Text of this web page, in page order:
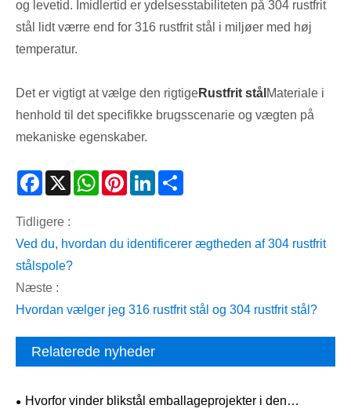
og levetid. Imidlertid er ydelsesstabiliteten på 304 rustfrit
stål lidt værre end for 316 rustfrit stål i miljøer med høj
temperatur.
Det er vigtigt at vælge den rigtigeRustfrit stål Materiale i
henhold til det specifikke brugsscenarie og vægten på
mekaniske egenskaber.
Facebook
X WhatsAppPinterestLinkedIn
Tidligere :
Ved du, hvordan du identificerer ægtheden af ​​304 rustfrit
stålspole?
Næste :
Hvordan vælger jeg 316 rustfrit stål og 304 rustfrit stål?
Relaterede nyheder
Hvorfor vinder blikstål emballageprojekter i den